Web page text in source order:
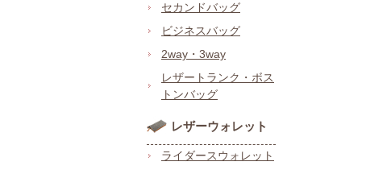
セカンドバッグ
ビジネスバッグ
2way・3way
レザートランク・ボス
トンバッグ
レザーウォレット
ライダースウォレット